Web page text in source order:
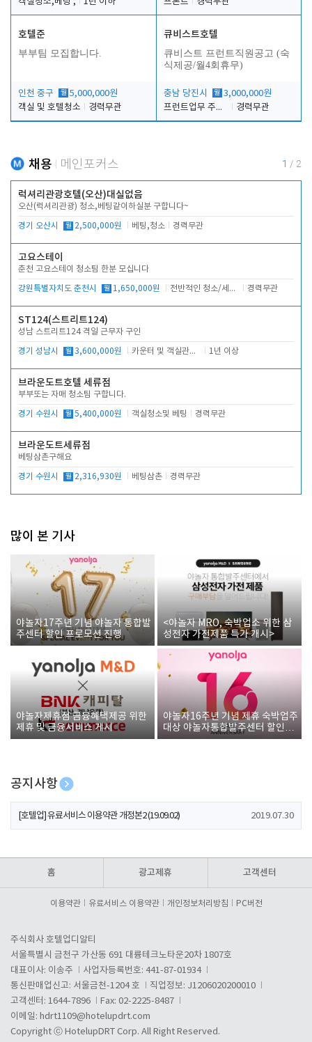
호텔준
부부팀 모집합니다.
인천 중구 월 5,000,000원
객실 및 호텔청소
경력무관
큐비스트호텔
큐비스트 프런트직원공고 (숙
식제공/월4회휴무)
충남 당진시 월 3,000,000원
프런트업무 주간, 야간
경력무관
채용 메인포커스 1 / 2
럭셔리관광호텔(오산)대실없음
오산(럭셔리관광) 청소,베팅같이하실분 구합니다~
경기 오산시 월 2,500,000원 베팅,청소 경력무관
고요스테이
춘천 고요스테이 청소팀 한분 모십니다
강원특별자치도 춘천시 월 1,650,000원 전반적인 청소/세탁업무 경력무관
ST124(스트리트124)
성남 스트리트124 격일 근무자 구인
경기 성남시 월 3,600,000원 카운터 및 객실관리 전반 1년 이상
브라운도트호텔 세류점
부부또는 자매 청소팀 구합니다.
경기 수원시 월 5,400,000원 객실청소및 베팅 경력무관
브라운도트세류점
베팅삼촌구해요
경기 수원시 월 2,316,930원 베팅삼촌 경력무관
많이 본 기사
야놀자17주년 기념 야놀자 통합발
주센터 할인 프로모션 진행
<야놀자 MRO, 숙박업소 위한 삼
성전자 가전제품 특가 개시>
야놀자제휴점 금융혜택제공 위한
제휴 및 금융서비스 게시
야놀자16주년 기념 제휴 숙박업주
대상 야놀자통합발주센터 할인쿠
폰 증정
공지사항
[호텔업] 개인정보 처리방침 개정본1 (19.09.02)
[호텔업] 유료서비스 이용약관 개정본2 (19.09.02) 2019.07.30
홈 광고제휴 고객센터
이용약관 유료서비스 이용약관 개인정보처리방침 PC버전
주식회사 호텔업디알티
서울특별시 금천구 가산동 691 대륭테크노타운20차 1807호
대표이사: 이송주
사업자등록번호: 441-87-01934
통신판매업신고: 서울금천-1204 호
직업정보: J1206020200010
고객센터: 1644-7896
Fax: 02-2225-8487
이메일: hdrt1109@hotelupdrt.com
Copyright ⓒ HotelupDRT Corp. All Right Reserved.